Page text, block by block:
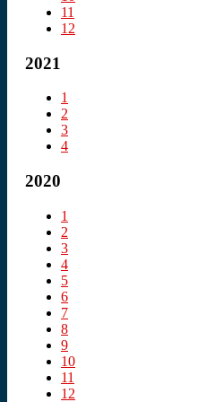
11
12
2021
1
2
3
4
2020
1
2
3
4
5
6
7
8
9
10
11
12